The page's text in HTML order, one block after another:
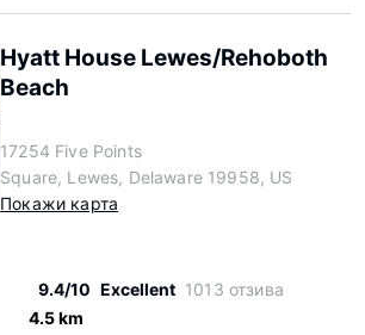
Hyatt House Lewes/Rehoboth
Beach
17254 Five Points
Square, Lewes, Delaware 19958, US
Покажи карта
9.4/10 Excellent 1013 отзива
4.5 km